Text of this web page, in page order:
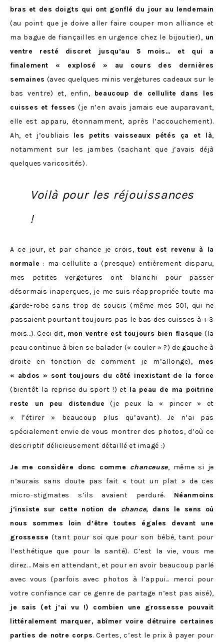
bras et des doigts qui ont gonflé du jour au lendemain
(au point que je doive aller faire couper mon alliance et
ma bague de fiançailles en urgence chez le bijoutier), un
ventre resté discret jusqu’au 5 mois… et qui a
finalement « explosé » au cours des dernières
semaines (avec quelques minis vergetures cadeaux sur le
bas ventre) et, enfin, beaucoup de cellulite
dans les
cuisses et fesses (je n’en avais jamais eue auparavant,
elle est apparu, étonnamment, après l’accouchement).
Ah, et j’oubliais les petits vaisseaux pétés ça et là,
notamment sur les jambes (sachant que j’avais déjà
quelques varicosités).
Voilà pour les réjouissances
!
A ce jour, et par chance je crois, tout est revenu à la
normale : ma cellulite a (presque) entièrement disparu,
mes petites vergetures ont blanchi pour passer
désormais inaperçues, je me suis réappropriée toute ma
garde-robe sans trop de soucis (même mes 501, qui ne
passaient pourtant toujours pas le bas des cuisses à + 3
mois…). Ceci dit, mon ventre est toujours bien flasque (la
peau continue à bien se balader (« couler » ?) de gauche à
droite en fonction de comment je m’allonge), mes
« abdos » sont toujours du côté inexistant de la force
(bientôt la reprise du sport !) et la peau de ma poitrine
reste un peu distendue (je peux la « pincer » et
« l’étirer » beaucoup plus qu’avant). Je n’ai pas
spécialement envie de vous montrer des photos, d’où ce
descriptif délicieusement détaillé et imagé :)
Je me considère donc comme chanceuse, même si je
n’aurais sans doute pas fait « tout un plat » de ces
micro-stigmates s’ils avaient perduré. Néanmoins
j’insiste sur cette notion de chance, dans le sens où
nous sommes loin d’être toutes égales devant une
grossesse (tant pour soi que pour son bébé, tant pour
l’esthétique que pour la santé). C’est la vie, vous me
direz… Mais en attendant, et pour en avoir beaucoup parlé
avec vous (parfois avec photos à l’appui… merci pour
votre confiance car ce genre de partage n’est pas aisé),
je sais (et j’ai vu !) combien une grossesse pouvait
littéralement marquer, abîmer voire détruire certaines
parties de notre corps. Certes, c’est le prix à payer pour